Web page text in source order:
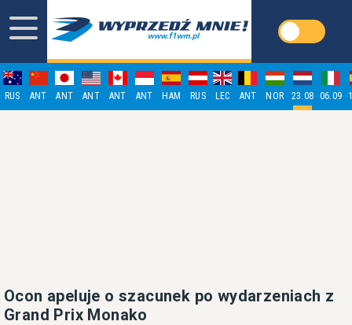
RUS ANT ANT ANT ANT ANT HAM RUS LEC ANT NOR 23.08 06.09
Ocon apeluje o szacunek po wydarzeniach z
Grand Prix Monako